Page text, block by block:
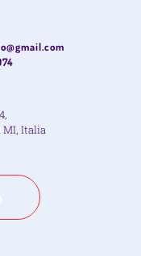
MI, Italia